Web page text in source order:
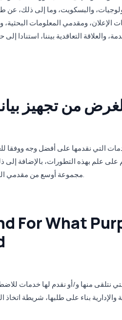
والبسكويت، وما إلى ذلك، عن
ومقدمي المعلومات البحثية،
من تجهيز
التي نقدمها على أفضل وجه ووفقا
علم بهذه التطورات، بالإضافة إلى
مجموعة أوسع من مقدمي الخدمات في إطار عمل قانوني.
For What
منها و/أو نقدم لها خدمات